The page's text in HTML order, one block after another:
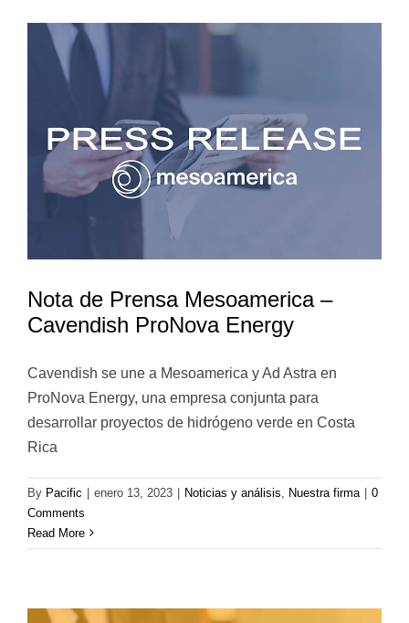
Nota de Prensa Mesoamerica –
Cavendish ProNova Energy
Cavendish se une a Mesoamerica y Ad Astra en
ProNova Energy, una empresa conjunta para
desarrollar proyectos de hidrógeno verde en Costa
Rica
By Pacific enero 13, 2023 Noticias y análisis Nuestra firma
0
Comments
Read More